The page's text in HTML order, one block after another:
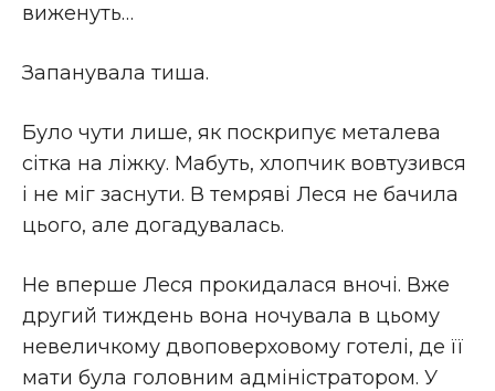
виженуть…
Запанувала тиша.
Було чути лише, як поскрипує металева
сітка на ліжку. Мабуть, хлопчик вовтузився
і не міг заснути. В темряві Леся не бачила
цього, але догадувалась.
Не вперше Леся прокидалася вночі. Вже
другий тиждень вона ночувала в цьому
невеличкому двоповерховому готелі, де її
мати була головним адміністратором. У